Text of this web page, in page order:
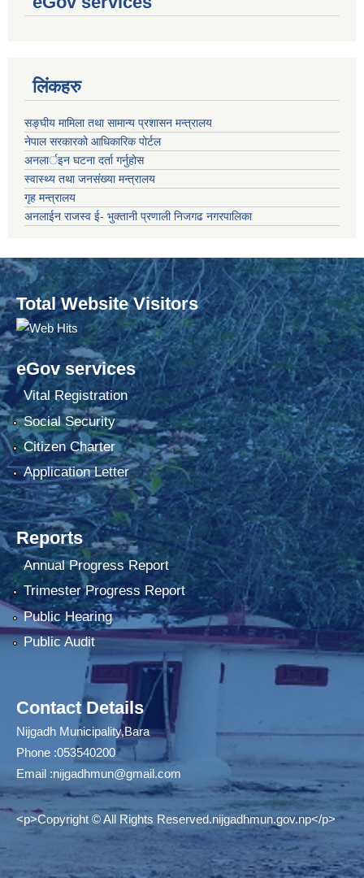
लिंकहरु
सङ्‍घीय मामिला तथा सामान्य प्रशासन मन्त्रालय
नेपाल सरकारको आधिकारिक पोर्टल
अनलार्इन घटना दर्ता गर्नुहोस
स्वास्थ्य तथा जनसंख्या मन्त्रालय
गृह मन्त्रालय
अनलाईन राजस्व ई- भुक्तानी प्रणाली निजगढ नगरपालिका
Total Website Visitors
eGov services
Vital Registration
Social Security
Citizen Charter
Application Letter
Reports
Annual Progress Report
Trimester Progress Report
Public Hearing
Public Audit
Contact Details
Nijgadh Municipality,Bara
Phone :053540200
Email :nijgadhmun@gmail.com
<p>Copyright © All Rights Reserved.nijgadhmun.gov.np</p>